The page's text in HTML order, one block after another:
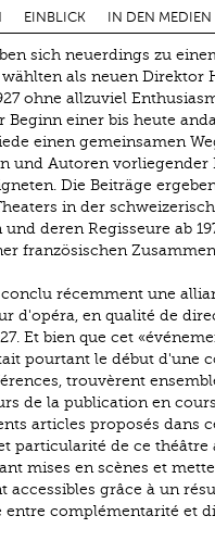
EINBLICK IN DEN MEDIEN
sich neuerdings zu
als neuen Direktor
ohne allzuviel
Beginn einer bis heute
einen gemeinsamen
und Autoren
Die Beiträge
in der
deren Regisseure ab
französischen
récemment une
d'opéra, en qualité de
Et bien que cet
pourtant le début d'une
trouvèrent
de la publication en
articles proposés dans
particularité de ce théâtre
mises en scènes et
accessibles grâce à un
complémentarité et